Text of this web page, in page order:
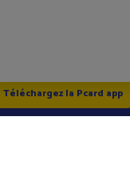
Téléchargez la Pcard app